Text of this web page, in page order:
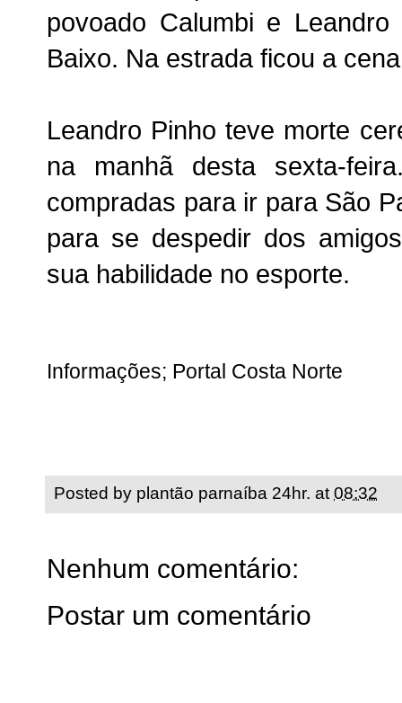
povoado Calumbi e
Baixo. Na estrada ficou a
Leandro Pinho teve morte
na manhã desta sexta-
compradas para ir para São
para se despedir dos
sua habilidade no esporte.
Informações; Portal Costa Norte
Posted by plantão parnaíba 24hr. at 08:32
Nenhum comentário:
Postar um comentário